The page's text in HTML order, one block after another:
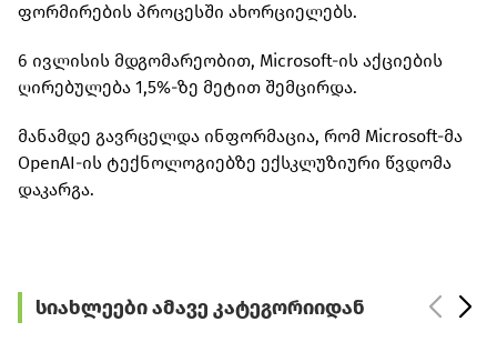
ფორმირების პროცესში ახორციელებს.
6 ივლისის მდგომარეობით, Microsoft-ის აქციების
ღირებულება 1,5%-ზე მეტით შემცირდა.
მანამდე გავრცელდა ინფორმაცია, რომ Microsoft-მა
OpenAI-ის ტექნოლოგიებზე ექსკლუზიური წვდომა
დაკარგა.
სიახლეები ამავე კატეგორიიდან